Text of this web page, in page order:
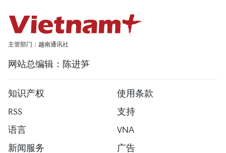
主管部门：越南通讯社
网站总编辑：陈进笋
知识产权
使用条款
RSS
支持
语言
VNA
新闻服务
广告